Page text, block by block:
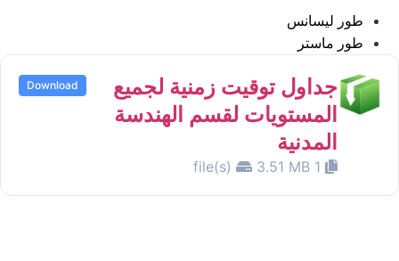
طور ليسانس
طور ماستر
جداول توقيت زمنية لجميع
المستويات لقسم الهندسة
المدنية
3.51 MB
Download